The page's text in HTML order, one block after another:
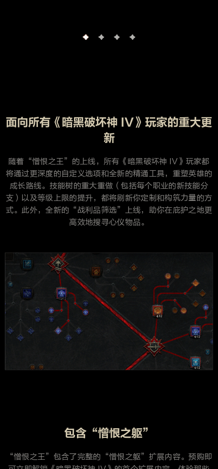
面向所有《暗黑破坏神 IV》玩家的重大更
新
随着“憎恨之王”的上线，所有《暗黑破坏神 IV》玩家都
将通过更深度的自定义选项和全新的精通工具，重塑英雄的
成长路线。技能树的重大重做（包括每个职业的新技能分
支）以及等级上限的提升，都将刷新你定制和构筑力量的方
式。此外，全新的“战利品筛选”上线，助你在庇护之地更
高效地搜寻心仪物品。
包含“憎恨之躯”
“憎恨之王”包含了完整的“憎恨之躯”扩展内容。预购即